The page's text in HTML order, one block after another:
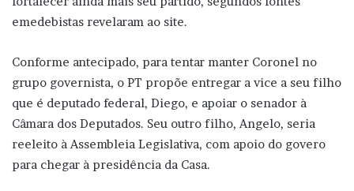
emedebistas revelaram ao site.
Conforme antecipado, para tentar manter Coronel no
grupo governista, o PT propõe entregar a vice a seu filho
que é deputado federal, Diego, e apoiar o senador à
Câmara dos Deputados. Seu outro filho, Angelo, seria
reeleito à Assembleia Legislativa, com apoio do govero
para chegar à presidência da Casa.